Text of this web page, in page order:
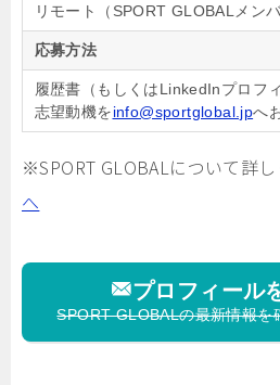
リモート（SPORT GLOBALメン
応募方法
履歴書（もしくはLinkedInプロフ
志望動機をinfo@sportglobal.jpへ
※SPORT GLOBALについて詳
へ
プロフィール
SPORT GLOBALの最新情報を